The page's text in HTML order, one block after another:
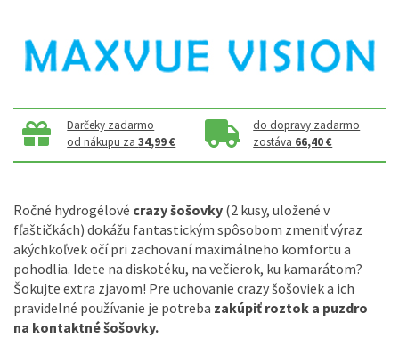
Darčeky zadarmo
od nákupu za34,99 €
do dopravy zadarmo
zostáva 66,40 €
Ročné hydrogélové crazy šošovky (2 kusy, uložené v
fľaštičkách) dokážu fantastickým spôsobom zmeniť výraz
akýchkoľvek očí pri zachovaní maximálneho komfortu a
pohodlia. Idete na diskotéku, na večierok, ku kamarátom?
Šokujte extra zjavom! Pre uchovanie crazy šošoviek a ich
pravidelné používanie je potreba zakúpiť roztok a puzdro
na kontaktné šošovky.